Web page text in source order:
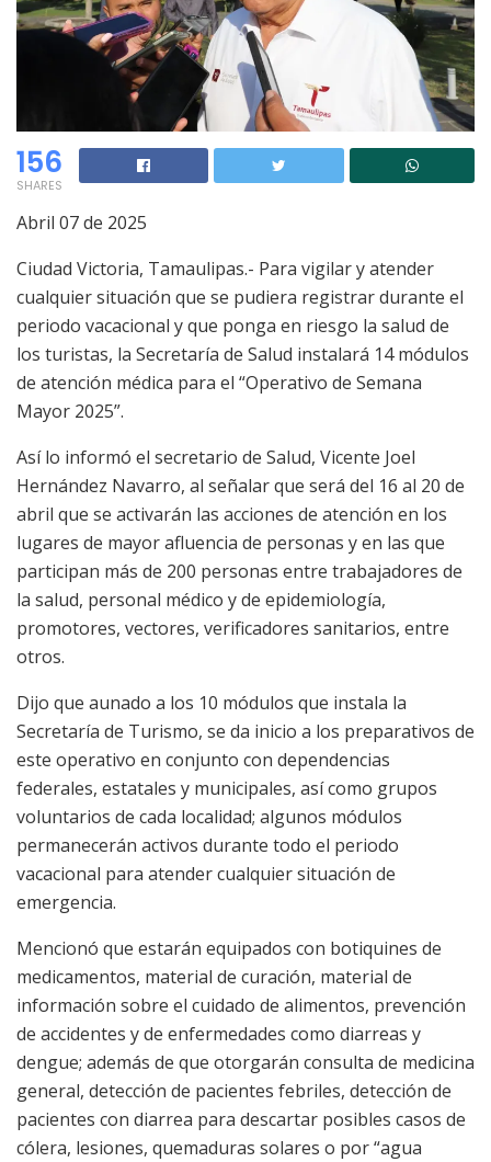
156
SHARES
Abril 07 de 2025
Ciudad Victoria, Tamaulipas.- Para vigilar y atender
cualquier situación que se pudiera registrar durante el
periodo vacacional y que ponga en riesgo la salud de
los turistas, la Secretaría de Salud instalará 14 módulos
de atención médica para el “Operativo de Semana
Mayor 2025”.
Así lo informó el secretario de Salud, Vicente Joel
Hernández Navarro, al señalar que será del 16 al 20 de
abril que se activarán las acciones de atención en los
lugares de mayor afluencia de personas y en las que
participan más de 200 personas entre trabajadores de
la salud, personal médico y de epidemiología,
promotores, vectores, verificadores sanitarios, entre
otros.
Dijo que aunado a los 10 módulos que instala la
Secretaría de Turismo, se da inicio a los preparativos de
este operativo en conjunto con dependencias
federales, estatales y municipales, así como grupos
voluntarios de cada localidad; algunos módulos
permanecerán activos durante todo el periodo
vacacional para atender cualquier situación de
emergencia.
Mencionó que estarán equipados con botiquines de
medicamentos, material de curación, material de
información sobre el cuidado de alimentos, prevención
de accidentes y de enfermedades como diarreas y
dengue; además de que otorgarán consulta de medicina
general, detección de pacientes febriles, detección de
pacientes con diarrea para descartar posibles casos de
cólera, lesiones, quemaduras solares o por “agua